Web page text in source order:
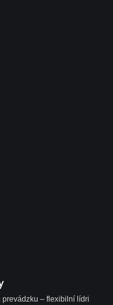
– flexibilní lídri